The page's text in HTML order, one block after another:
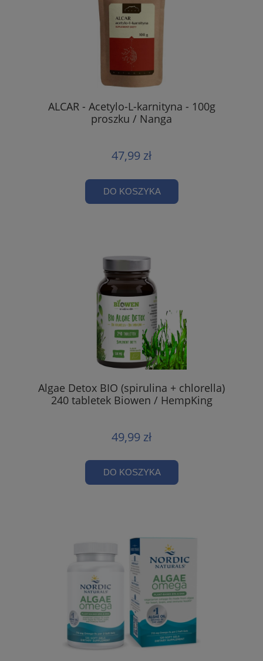
ALCAR - Acetylo-L-karnityna - 100g
proszku / Nanga
47,99 zł
DO KOSZYKA
Algae Detox BIO (spirulina + chlorella)
240 tabletek Biowen / HempKing
49,99 zł
DO KOSZYKA